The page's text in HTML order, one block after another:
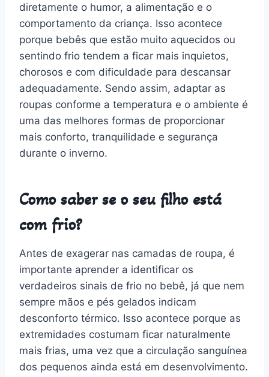
diretamente o humor, a alimentação e o
comportamento da criança. Isso acontece
porque bebês que estão muito aquecidos ou
sentindo frio tendem a ficar mais inquietos,
chorosos e com dificuldade para descansar
adequadamente. Sendo assim, adaptar as
roupas conforme a temperatura e o ambiente é
uma das melhores formas de proporcionar
mais conforto, tranquilidade e segurança
durante o inverno.
Como saber se o seu filho está
com frio?
Antes de exagerar nas camadas de roupa, é
importante aprender a identificar os
verdadeiros sinais de frio no bebê, já que nem
sempre mãos e pés gelados indicam
desconforto térmico. Isso acontece porque as
extremidades costumam ficar naturalmente
mais frias, uma vez que a circulação sanguínea
dos pequenos ainda está em desenvolvimento.